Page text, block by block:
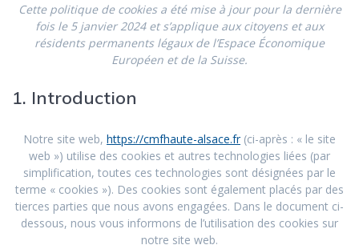
Cette politique de cookies a été mise à jour pour la dernière
fois le 5 janvier 2024 et s’applique aux citoyens et aux
résidents permanents légaux de l’Espace Économique
Européen et de la Suisse.
1. Introduction
Notre site web, https://cmfhaute-alsace.fr(ci-après : « le site
web ») utilise des cookies et autres technologies liées (par
simplification, toutes ces technologies sont désignées par le
terme « cookies »). Des cookies sont également placés par des
tierces parties que nous avons engagées. Dans le document ci-
dessous, nous vous informons de l’utilisation des cookies sur
notre site web.